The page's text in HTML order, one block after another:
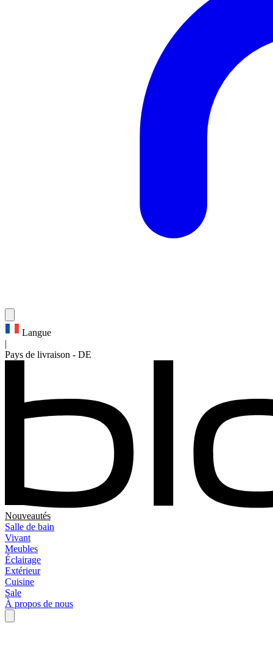
Langue
Pays de livraison - DE
Nouveautés
Salle de bain
Vivant
Meubles
Éclairage
Extérieur
Cuisine
Sale
À propos de nous